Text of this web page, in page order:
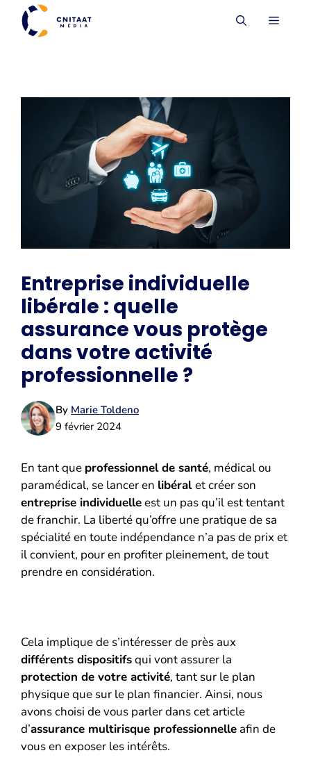
Aller
contenu
MENU
Entreprise individuelle
libérale : quelle
assurance vous protège
dans votre activité
professionnelle ?
By Marie Toldeno
9 février 2024
En tant que professionnel de santé, médical ou
paramédical, se lancer en libéralet créer son
entreprise individuelleest un pas qu’il est tentant
de franchir. La liberté qu’offre une pratique de sa
spécialité en toute indépendance n’a pas de prix et
il convient, pour en profiter pleinement, de tout
prendre en considération.
Cela implique de s’intéresser de près aux
différents dispositifsqui vont assurer la
protection de votre activité, tant sur le plan
physique que sur le plan financier. Ainsi, nous
avons choisi de vous parler dans cet article
d’assurance multirisque professionnelle afin de
vous en exposer les intérêts.